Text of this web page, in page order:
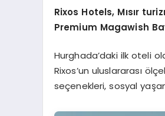
Rixos Hotels, Mısır
Premium Magawish
Hurghada’daki ilk oteli
Rixos’un uluslararası
seçenekleri, sosyal